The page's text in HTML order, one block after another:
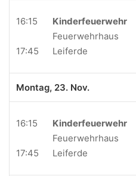
16:15
17:45
Kinderfeuerwehr
Feuerwehrhaus
Leiferde
Montag, 23. Nov.
16:15
17:45
Kinderfeuerwehr
Feuerwehrhaus
Leiferde